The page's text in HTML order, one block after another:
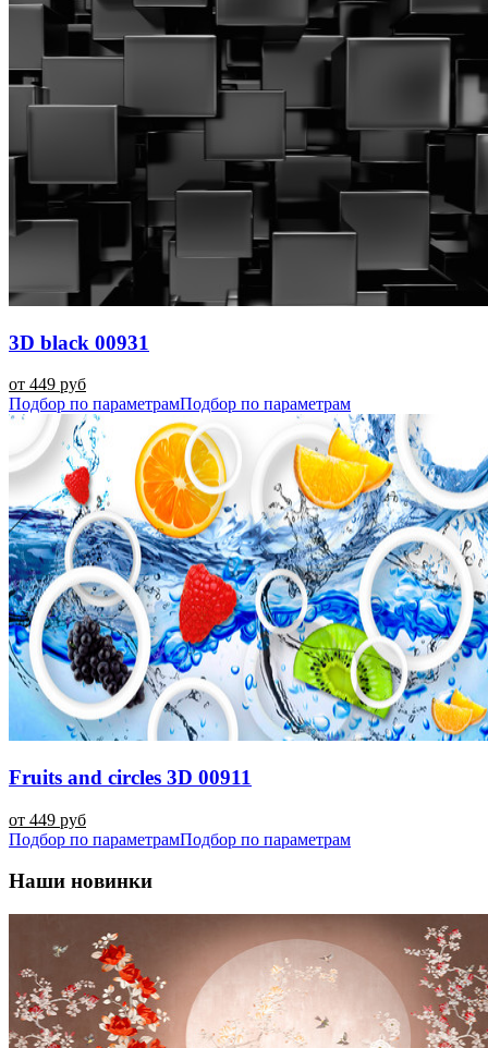
3D black 00931
от 449 руб
Подбор по параметрамПодбор по параметрам
Fruits and circles 3D 00911
от 449 руб
Подбор по параметрамПодбор по параметрам
Наши новинки